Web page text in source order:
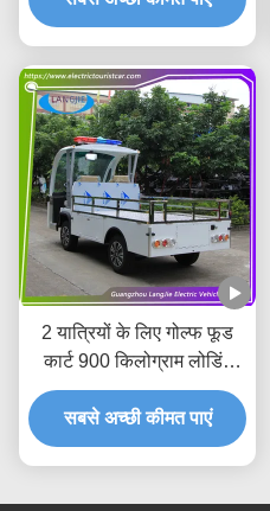
2 यात्रियों के लिए गोल्फ फूड
कार्ट 900 किलोग्राम लोडिंग
एसी मोटर इलेक्ट्रिक फ्रेट कार
कारखाने के लिए
सबसे अच्छी कीमत पाएं